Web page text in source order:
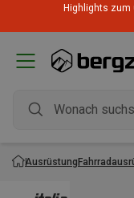
Highlights zum
Ausrüstung